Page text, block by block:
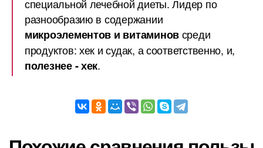
специальной лечебной диеты. Лидер по
разнообразию в содержании
микроэлементов и витаминовсреди
продуктов: хек и судак, а соответственно, и,
полезнее - хек.